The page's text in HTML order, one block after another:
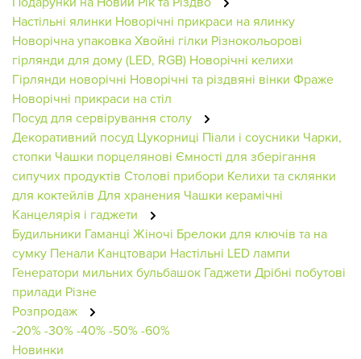
Настільні ялинки Новорічні прикраси на ялинку
Новорічна упаковкаХвойні гілки Різнокольорові
гірлянди для дому (LED, RGB) Новорічні келихи
Гірлянди новорічні Новорічні та різдвяні вінки Фраже
Новорічні прикраси на стіл
Посуд для сервірування столу
Декоративний посуд Цукорниці Піали і соусники Чарки,
стопки Чашки порцелянові Ємності для зберігання
сипучих продуктів Столові прибори Келихи та склянки
для коктейлів Для хранения Чашки керамічні
Канцелярія і гаджети
Будильники Гаманці Жіночі Брелоки для ключів та на
сумку Пенали Канцтовари Настільні LED лампи
Генератори мильних бульбашок Гаджети Дрібні побутові
прилади Різне
Розпродаж
-20%-30%-40%-50%-60%
Новинки